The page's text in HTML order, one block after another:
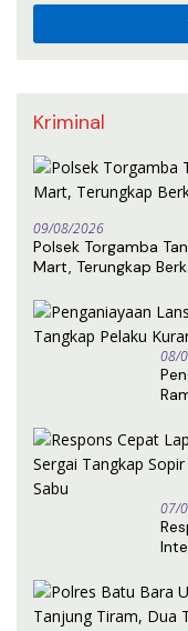
Kriminal
09/08/2026
Polsek Torgamba
Mart, Terungkap
08/
07/